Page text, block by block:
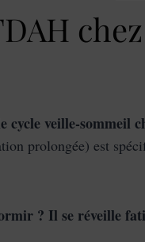
veille-sommeil
prolongée) est
? Il se réveille